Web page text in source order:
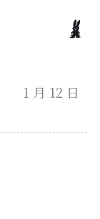
1 月 12 日